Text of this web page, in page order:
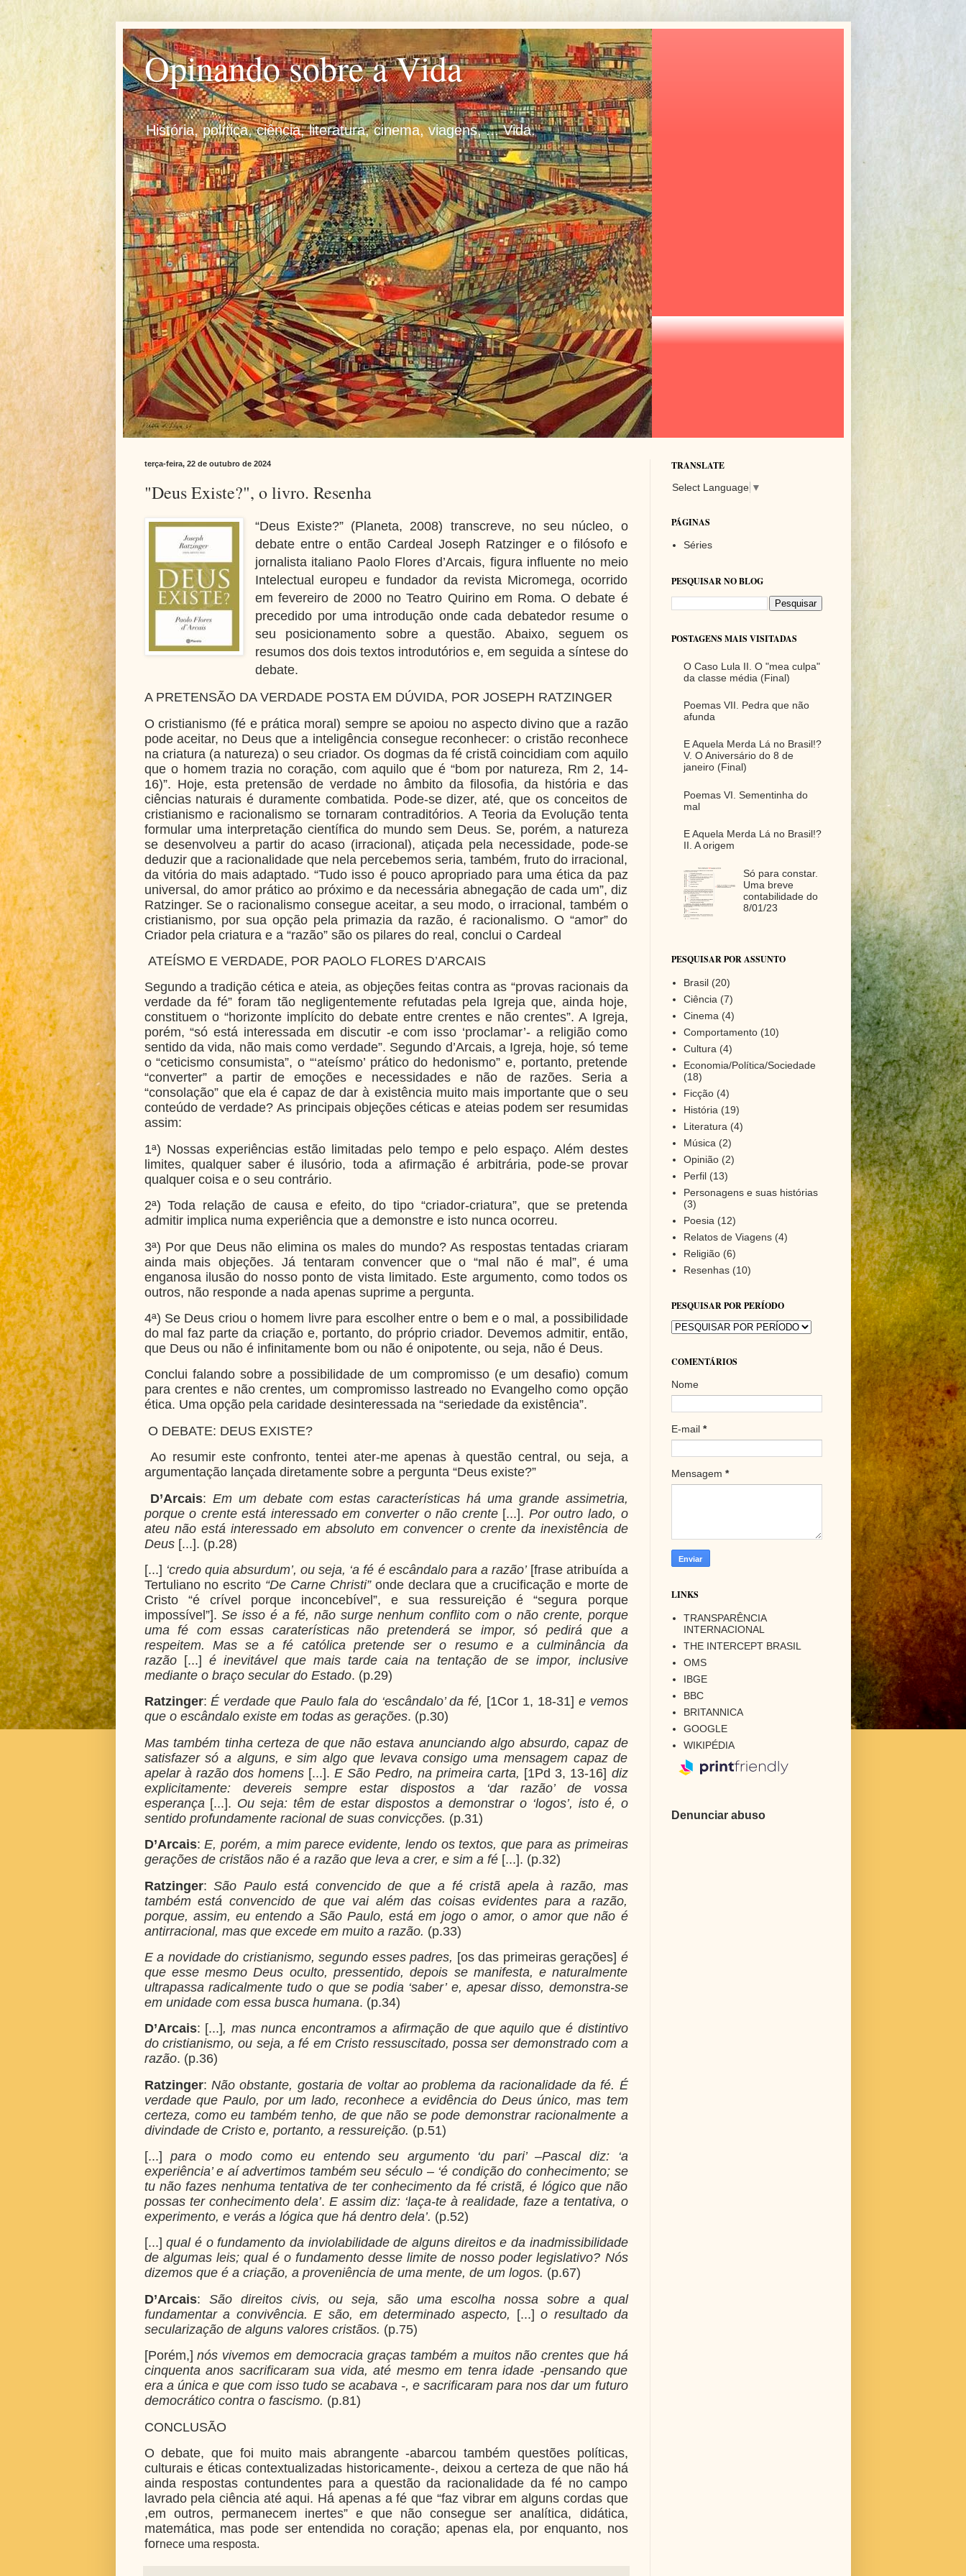
Opinando sobre a Vida
História, política, ciência, literatura, cinema, viagens, ... Vida.
terça-feira, 22 de outubro de 2024
"Deus Existe?", o livro. Resenha
“Deus Existe?” (Planeta, 2008) transcreve, no seu núcleo, o
debate entre o então Cardeal Joseph Ratzinger e o filósofo e
jornalista italiano Paolo Flores d’Arcais, figura influente no meio
Intelectual europeu e fundador da revista Micromega, ocorrido
em fevereiro de 2000 no Teatro Quirino em Roma. O debate é
precedido por uma introdução onde cada debatedor resume o
seu posicionamento sobre a questão. Abaixo, seguem os
resumos dos dois textos introdutórios e, em seguida a síntese do
debate.
A PRETENSÃO DA VERDADE POSTA EM DÚVIDA, POR JOSEPH RATZINGER
O cristianismo (fé e prática moral) sempre se apoiou no aspecto divino que a razão
pode aceitar, no Deus que a inteligência consegue reconhecer: o cristão reconhece
na criatura (a natureza) o seu criador. Os dogmas da fé cristã coincidiam com aquilo
que o homem trazia no coração, com aquilo que é “bom por natureza, Rm 2, 14-
16)”. Hoje, esta pretensão de verdade no âmbito da filosofia, da história e das
ciências naturais é duramente combatida. Pode-se dizer, até, que os conceitos de
cristianismo e racionalismo se tornaram contraditórios. A Teoria da Evolução tenta
formular uma interpretação científica do mundo sem Deus. Se, porém, a natureza
se desenvolveu a partir do acaso (irracional), atiçada pela necessidade, pode-se
deduzir que a racionalidade que nela percebemos seria, também, fruto do irracional,
da vitória do mais adaptado. “Tudo isso é pouco apropriado para uma ética da paz
universal, do amor prático ao próximo e da necessária abnegação de cada um”, diz
Ratzinger. Se o racionalismo consegue aceitar, a seu modo, o irracional, também o
cristianismo, por sua opção pela primazia da razão, é racionalismo. O “amor” do
Criador pela criatura e a “razão” são os pilares do real, conclui o Cardeal
ATEÍSMO E VERDADE, POR PAOLO FLORES D’ARCAIS
Segundo a tradição cética e ateia, as objeções feitas contra as “provas racionais da
verdade da fé” foram tão negligentemente refutadas pela Igreja que, ainda hoje,
constituem o “horizonte implícito do debate entre crentes e não crentes”. A Igreja,
porém, “só está interessada em discutir -e com isso ‘proclamar’- a religião como
sentido da vida, não mais como verdade”. Segundo d’Arcais, a Igreja, hoje, só teme
o “ceticismo consumista”, o “‘ateísmo’ prático do hedonismo” e, portanto, pretende
“converter” a partir de emoções e necessidades e não de razões. Seria a
“consolação” que ela é capaz de dar à existência muito mais importante que o seu
conteúdo de verdade?As principais objeções céticas e ateias podem ser resumidas
assim:
1ª) Nossas experiências estão limitadas pelo tempo e pelo espaço. Além destes
limites, qualquer saber é ilusório, toda a afirmação é arbitrária, pode-se provar
qualquer coisa e o seu contrário.
2ª) Toda relação de causa e efeito, do tipo “criador-criatura”, que se pretenda
admitir implica numa experiência que a demonstre e isto nunca ocorreu.
3ª) Por que Deus não elimina os males do mundo? As respostas tentadas criaram
ainda mais objeções. Já tentaram convencer que o “mal não é mal”, é uma
enganosa ilusão do nosso ponto de vista limitado. Este argumento, como todos os
outros, não responde a nada apenas suprime a pergunta.
4ª) Se Deus criou o homem livre para escolher entre o bem e o mal, a possibilidade
do mal faz parte da criação e, portanto, do próprio criador. Devemos admitir, então,
que Deus ou não é infinitamente bom ou não é onipotente, ou seja, não é Deus.
Conclui falando sobre a possibilidade de um compromisso (e um desafio) comum
para crentes e não crentes, um compromisso lastreado no Evangelho como opção
ética. Uma opção pela caridade desinteressada na “seriedade da existência”.
O DEBATE: DEUS EXISTE?
Ao resumir este confronto, tentei ater-me apenas à questão central, ou seja, a
argumentação lançada diretamente sobre a pergunta “Deus existe?”
D’Arcais:Em um debate com estas características há uma grande assimetria,
porque o crente está interessado em converter o não crente[...]. Por outro lado, o
ateu não está interessado em absoluto em convencer o crente da inexistência de
Deus[...]. (p.28)
[...] ‘credo quia absurdum’, ou seja, ‘a fé é escândalo para a razão’[frase atribuída a
Tertuliano no escrito “De Carne Christi”onde declara que a crucificação e morte de
Cristo “é crível porque inconcebível”, e sua ressureição é “segura porque
impossível”].Se isso é a fé, não surge nenhum conflito com o não crente, porque
uma fé com essas caraterísticas não pretenderá se impor, só pedirá que a
respeitem.
Mas se a fé católica pretende ser o resumo e a culminância da
razão [...] é inevitável que mais tarde caia na tentação de se impor, inclusive
mediante o braço secular do Estado. (p.29)
Ratzinger:É verdade que Paulo fala do ‘escândalo’ da fé, [1Cor 1, 18-31] e vemos
que o escândalo existe em todas as gerações. (p.30)
Mas também tinha certeza de que não estava anunciando algo absurdo, capaz de
satisfazer só a alguns, e sim algo que levava consigo uma mensagem capaz de
apelar à razão dos homens [...].E São Pedro, na primeira carta, [1Pd 3, 13-16] diz
explicitamente: devereis sempre estar dispostos a ‘dar razão’ de vossa
esperança [...]. Ou seja: têm de estar dispostos a demonstrar o ‘logos’, isto é, o
sentido profundamente racional de suas convicções. (p.31)
D’Arcais:E, porém, a mim parece evidente, lendo os textos, que para as primeiras
gerações de cristãos não é a razão que leva a crer, e sim a fé[...]. (p.32)
Ratzinger:São Paulo está convencido de que a fé cristã apela à razão, mas
também está convencido de que vai além das coisas evidentes para a razão,
porque, assim, eu entendo a São Paulo, está em jogo o amor, o amor que não é
antirracional, mas que excede em muito a razão. (p.33)
E a novidade do cristianismo, segundo esses padres, [os das primeiras gerações] é
que esse mesmo Deus oculto, pressentido, depois se manifesta, e naturalmente
ultrapassa radicalmente tudo o que se podia ‘saber’ e, apesar disso, demonstra-se
em unidade com essa busca humana. (p.34)
D’Arcais: [...], mas nunca encontramos a afirmação de que aquilo que é distintivo
do cristianismo, ou seja, a fé em Cristo ressuscitado, possa ser demonstrado com a
razão. (p.36)
Ratzinger: Não obstante, gostaria de voltar ao problema da racionalidade da fé. É
verdade que Paulo, por um lado, reconhece a evidência do Deus único, mas tem
certeza, como eu também tenho, de que não se pode demonstrar racionalmente a
divindade de Cristo e, portanto, a ressureição. (p.51)
[...]para o modo como eu entendo seu argumento ‘du pari’ –Pascal diz: ‘a
experiência’ e aí advertimos também seu século – ‘é condição do conhecimento; se
tu não fazes nenhuma tentativa de ter conhecimento da fé cristã, é lógico que não
possas ter conhecimento dela’. E assim diz: ‘laça-te à realidade, faze a tentativa, o
experimento, e verás a lógica que há dentro dela’. (p.52)
[...]qual é o fundamento da inviolabilidade de alguns direitos e da inadmissibilidade
de algumas leis; qual é o fundamento desse limite de nosso poder legislativo? Nós
dizemos que é a criação, a proveniência de uma mente, de um logos. (p.67)
D’Arcais: São direitos civis, ou seja, são uma escolha nossa sobre a qual
fundamentar a convivência. E são, em determinado aspecto, [...]o resultado da
secularização de alguns valores cristãos. (p.75)
[Porém,] nós vivemos em democracia graças também a muitos não crentes que há
cinquenta anos sacrificaram sua vida, até mesmo em tenra idade -pensando que
era a única e que com isso tudo se acabava -, e sacrificaram para nos dar um futuro
democrático contra o fascismo. (p.81)
CONCLUSÃO
O debate, que foi muito mais abrangente -abarcou também questões políticas,
culturais e éticas contextualizadas historicamente-, deixou a certeza de que não há
ainda respostas contundentes para a questão da racionalidade da fé no campo
lavrado pela ciência até aqui. Há apenas a fé que “faz vibrar em alguns cordas que
,em outros, permanecem inertes” e que não consegue ser analítica, didática,
matemática, mas pode ser entendida no coração; apenas ela, por enquanto, nos
fornece uma resposta.
TRANSLATE
Select Language ▼
PÁGINAS
Séries
PESQUISAR NO BLOG
POSTAGENS MAIS VISITADAS
O Caso Lula II. O "mea culpa"
da classe média (Final)
Poemas VII. Pedra que não
afunda
E Aquela Merda Lá no Brasil!?
V. O Aniversário do 8 de
janeiro (Final)
Poemas VI. Sementinha do
mal
E Aquela Merda Lá no Brasil!?
II. A origem
Só para constar.
Uma breve
contabilidade do
8/01/23
PESQUISAR POR ASSUNTO
Brasil (20)
Ciência (7)
Cinema (4)
Comportamento (10)
Cultura (4)
Economia/Política/Sociedade
(18)
Ficção (4)
História (19)
Literatura (4)
Música (2)
Opinião (2)
Perfil (13)
Personagens e suas histórias
(3)
Poesia (12)
Relatos de Viagens (4)
Religião (6)
Resenhas (10)
PESQUISAR POR PERÍODO
COMENTÁRIOS
Nome
E-mail *
Mensagem *
LINKS
TRANSPARÊNCIA
INTERNACIONAL
THE INTERCEPT BRASIL
OMS
IBGE
BBC
BRITANNICA
GOOGLE
WIKIPÉDIA
Denunciar abuso